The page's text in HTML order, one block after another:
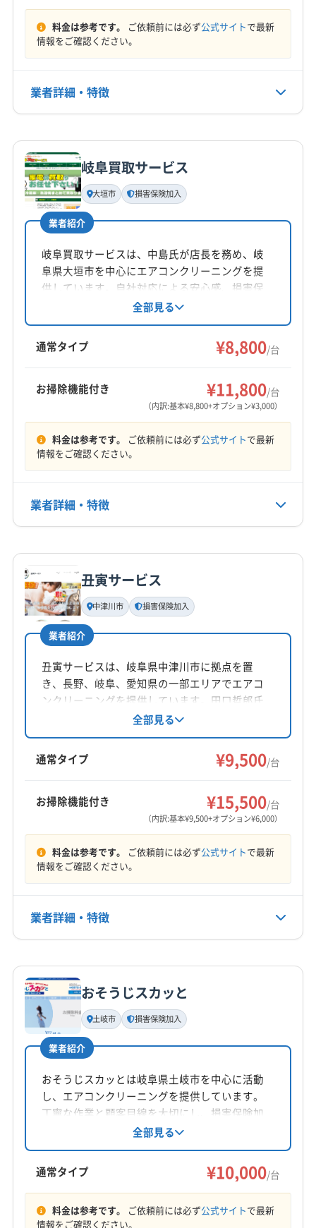
料金は参考です。 ご依頼前には必ず公式サイトで最新
情報をご確認ください。
業者詳細・特徴
基本情報
代表者名
長野竜
所在地
愛知県名古屋市守山区小幡北102 白沢マンション1 F
対応地域
各務原市 瑞浪市
美濃加茂市
(愛知県) あま市
(愛知県) みよし市
(愛知県) 愛西市
(愛知県) 安城市
(愛知県) 岩倉市
(愛知県) 江南市
(愛知県) 春日井市
(愛知県) 小牧市
(愛知県) 常滑市
(愛知県) 瀬戸市
(愛知県) 清須市
(愛知県) 西春日井郡豊山町
(愛知県) 大府市
(愛知県) 丹羽郡大口町
(愛知県) 津島市
(愛知県) 名古屋市昭和区
(愛知県) 名古屋市瑞穂区
(愛知県) 名古屋市西区
(愛知県) 名古屋市千種区
(愛知県) 名古屋市中区
(愛知県) 名古屋市中川区
(愛知県) 名古屋市中村区
(愛知県) 名古屋市熱田区
(愛知県) 名古屋市北区
(愛知県) 名古屋市名東区
(愛知県) 名古屋市緑区
9:00〜19:00
定休日
電話番号
公式HP
公式サイトを見る
岐阜買取サービス
大垣市 損害保険加入
業者紹介
岐阜買取サービスは、中島氏が店長を務め、岐
阜県大垣市を中心にエアコンクリーニングを提
供しています。自社対応による安心感、損害保
険加入、大手での経験が強みです。基本料金
8800円からで、複数台割引やオプションも充
実。年中無休で9時から20時まで営業し、深夜対
応も可能です。土日祝日対応、保証付き、防カ
全部見る
通常タイプ ¥8,800/台
お掃除機能付き ¥11,800/台
（内訳:基本¥8,800+オプション¥3,000）
料金は参考です。 ご依頼前には必ず公式サイトで最新
情報をご確認ください。
業者詳細・特徴
基本情報
代表者名
中島
所在地
岐阜県大垣市大井4-5-1
対応地域
下呂市 可児市
関市
岐阜市 高山市 山県市 瑞穂市
瑞浪市
多治見市
大垣市
飛騨市
安八郡神戸町
安八郡輪之内町
羽島郡笠松町
加茂郡坂祝町
加茂郡七宗町
加茂郡川辺町
加茂郡東白川村
加茂郡白川町
加茂郡八百津町
加茂郡富加町 可児郡御嵩町
郡上市
大野郡白川村
不破郡関ケ原町
揖斐郡揖斐川町
9:00〜20:00
定休日
電話番号
公式HP
公式サイトを見る
丑寅サービス
中津川市 損害保険加入
業者紹介
丑寅サービスは、岐阜県中津川市に拠点を置
き、長野、岐阜、愛知県の一部エリアでエアコ
ンクリーニングを提供しています。田口哲郎氏
が店長を務め、自社対応による丁寧な作業と、
損害保険加入による安心感が特徴です。基本料
金は9,500円/台からで、複数台割引や消臭抗菌コ
ートなどのオプションも用意。年中無休で、土
全部見る
通常タイプ ¥9,500/台
お掃除機能付き ¥15,500/台
（内訳:基本¥9,500+オプション¥6,000）
料金は参考です。 ご依頼前には必ず公式サイトで最新
情報をご確認ください。
業者詳細・特徴
基本情報
代表者名
田口哲郎
所在地
岐阜県中津川市
対応地域
可児市 各務原市
大垣市
中津川市 土岐市 美濃加茂市
加茂郡坂祝町
加茂郡七宗町
加茂郡東白川村
可児郡御嵩町
(愛知県) 犬山市
(愛知県) 春日井市
もっと見る
おそうじスカッと
土岐市 損害保険加入
業者紹介
おそうじスカッとは岐阜県土岐市を中心に活動
し、エアコンクリーニングを提供しています。
丁寧な作業と顧客目線を大切にし、損害保険加
入で安心をプラス。複数台割引や消臭抗菌コー
トなどのオプションも用意されています。土岐
市、恵那市、可児市など幅広いエリアに対応
し、快適な空間作りをサポートします。
全部見る
通常タイプ ¥10,000/台
料金は参考です。 ご依頼前には必ず公式サイトで最新
情報をご確認ください。